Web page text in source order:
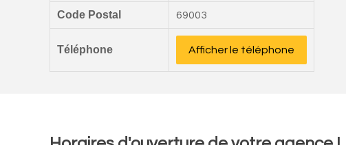
Code Postal 69003
Téléphone Afficher le téléphone